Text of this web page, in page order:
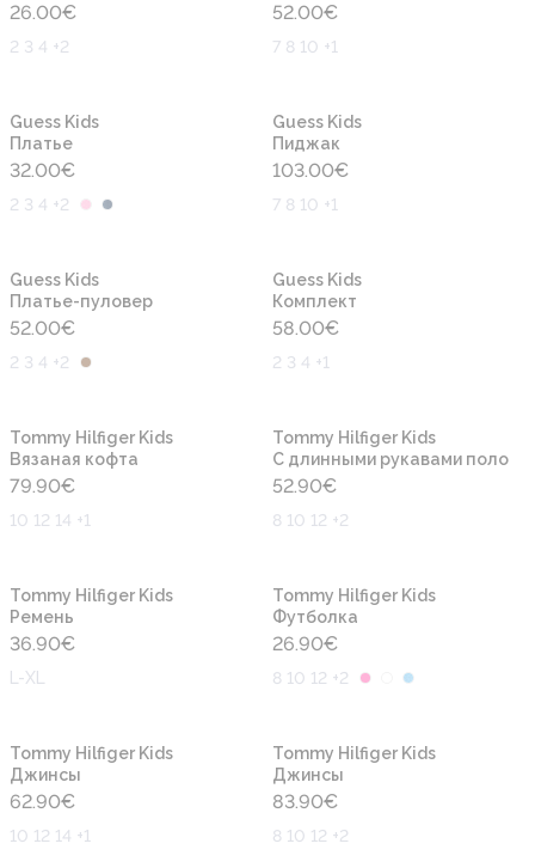
26.00€
2 3 4 +2
52.00€
7 8 10 +1
Guess Kids
Платье
32.00€
2 3 4 +2
Guess Kids
Пиджак
103.00€
7 8 10 +1
Guess Kids
Платье-пуловер
52.00€
2 3 4 +2
Guess Kids
Комплект
58.00€
2 3 4 +1
Tommy Hilfiger Kids
Вязаная кофта
79.90€
10 12 14 +1
Tommy Hilfiger Kids
С длинными рукавами поло
52.90€
8 10 12 +2
Tommy Hilfiger Kids
Ремень
36.90€
L-XL
Tommy Hilfiger Kids
Футболка
26.90€
8 10 12 +2
Tommy Hilfiger Kids
Джинсы
62.90€
10 12 14 +1
Tommy Hilfiger Kids
Джинсы
83.90€
8 10 12 +2